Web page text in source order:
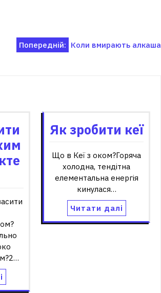
Попередній: Коли вмирають алкаша
Як зробити кеї
Що в Кеї з оком?Горяча
холодна, тендітна
елементальна енергія
кинулася…
Читати далі